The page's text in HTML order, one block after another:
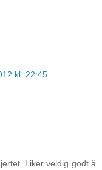
kl. 22:45
Liker veldig godt å